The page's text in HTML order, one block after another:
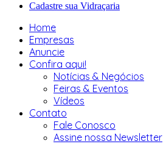
Cadastre sua Vidraçaria
Home
Empresas
Anuncie
Confira aqui!
Notícias & Negócios
Feiras & Eventos
Vídeos
Contato
Fale Conosco
Assine nossa Newsletter